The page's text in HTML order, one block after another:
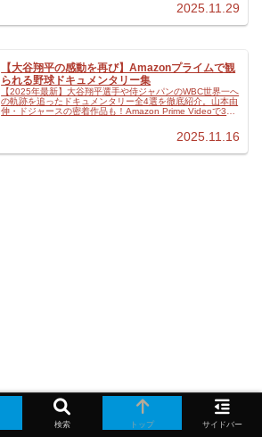
2025.11.29
【大谷翔平の感動を再び】Amazonプライムで観
られる野球ドキュメンタリー集
【2025年最新】大谷翔平選手や侍ジャパンのWBC世界一へ
の軌跡を追ったドキュメンタリー全4選を徹底紹介。山本由
伸・ドジャースの密着作品も！Amazon Prime Videoで30
2025.11.16
検索 トップ サイドバー